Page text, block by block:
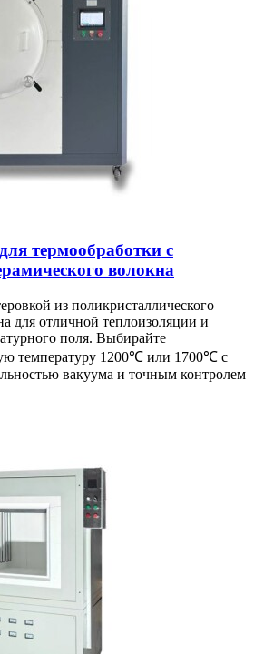
термообработки с
волокна
из поликристаллического
для отличной теплоизоляции и
поля. Выбирайте
температуру 1200℃ или 1700℃ с
вакуума и точным контролем